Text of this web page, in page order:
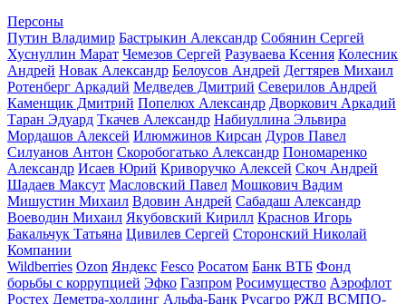
Персоны
Путин Владимир Бастрыкин Александр Собянин Сергей
Хуснуллин Марат Чемезов Сергей Разуваева Ксения Колесник
Андрей Новак Александр Белоусов Андрей Дегтярев Михаил
Ротенберг Аркадий Медведев Дмитрий Северилов Андрей
Каменщик Дмитрий Попелюх Александр Дворкович Аркадий
Таран Эдуард Ткачев Александр Набиуллина Эльвира
Мордашов Алексей Илюмжинов Кирсан Дуров Павел
Силуанов Антон Скоробогатько Александр Пономаренко
Александр Исаев Юрий Криворучко Алексей Скоч Андрей
Шадаев Максут Масловский Павел Мошкович Вадим
Мишустин Михаил Вдовин Андрей Сабадаш Александр
Воеводин Михаил Якубовский Кирилл Краснов Игорь
Бакальчук Татьяна Цивилев Сергей Сторонский Николай
Компании
Wildberries Ozon Яндекс Fesco Росатом Банк ВТБ Фонд
борьбы с коррупцией Эфко Газпром Росимущество Аэрофлот
Ростех Деметра-холдинг Альфа-Банк Русагро РЖД ВСМПО-